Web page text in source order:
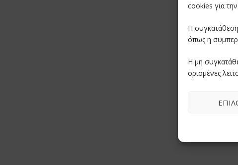
cookies για
Η συγκατάθεση
όπως η
Η μη
ορισμένες